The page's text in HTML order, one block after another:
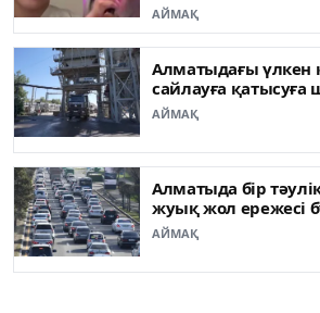
АЙМАҚ
Алматыдағы үлкен
сайлауға
АЙМАҚ
Алматыда бір
жуық жол ережесі
АЙМАҚ